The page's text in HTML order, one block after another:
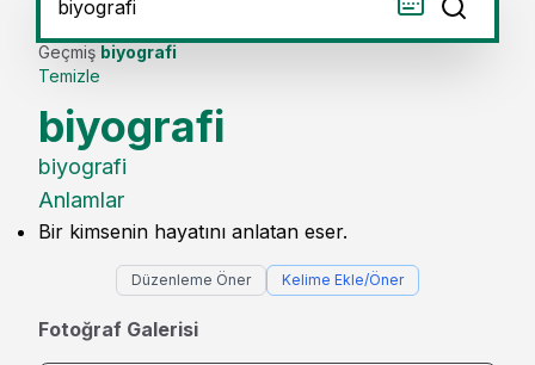
Geçmiş
Temizle
biyografi
biyografi
biyografi
Anlamlar
Bir kimsenin hayatını anlatan eser.
Düzenleme Öner Kelime Ekle/Öner
Fotoğraf Galerisi